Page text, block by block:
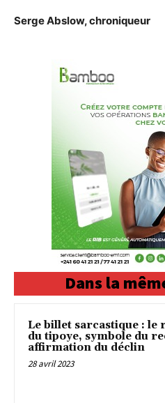
Serge Abslow, chroniqueur
Dans la
Le billet sarcastique : le
du tipoye, symbole du
affirmation du déclin
28 avril 2023